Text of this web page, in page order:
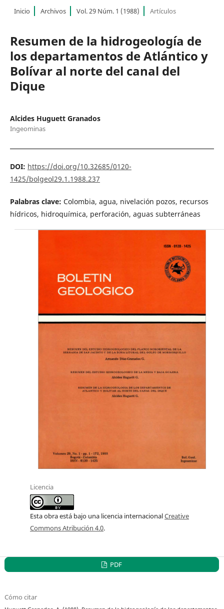
Inicio Archivos Vol. 29 Núm. 1 (1988) Artículos
Resumen de la hidrogeología de
los departamentos de Atlántico y
Bolívar al norte del canal del
Dique
Alcides Huguett Granados
Ingeominas
DOI: https://doi.org/10.32685/0120-
1425/bolgeol29.1.1988.237
Palabras clave: Colombia, agua, nivelación pozos, recursos
hídricos, hidroquímica, perforación, aguas subterráneas
Licencia
Esta obra está bajo una licencia internacionalCreative
Commons Atribución 4.0.
PDF
Cómo citar